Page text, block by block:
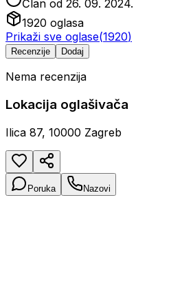
Član od 26. 09. 2024.
1920 oglasa
Prikaži sve oglase(1920)
Recenzije Dodaj
Nema recenzija
Lokacija oglašivača
Ilica 87, 10000 Zagreb
Poruka Nazovi